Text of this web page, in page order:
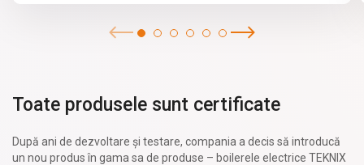
Toate produsele sunt certificate
După ani de dezvoltare și testare, compania a decis să introducă
un nou produs în gama sa de produse – boilerele electrice TEKNIX